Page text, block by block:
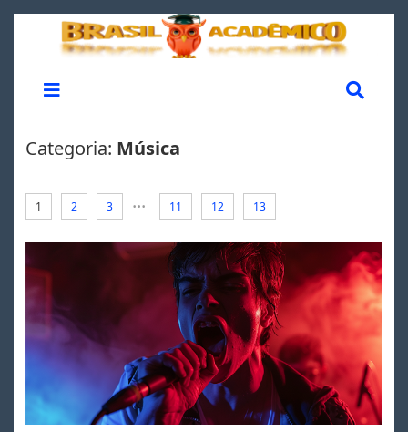
Categoria: Música
1 2 3 ... 11 12 13